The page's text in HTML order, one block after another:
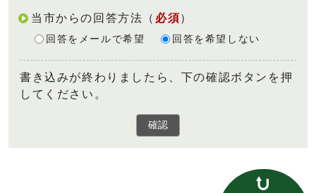
当市からの回答方法 （ 必須）
回答をメールで希望 回答を希望しない
書き込みが終わりましたら、下の確認ボタンを押
してください。
確認